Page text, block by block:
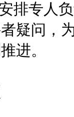
专人负
疑问，
进。